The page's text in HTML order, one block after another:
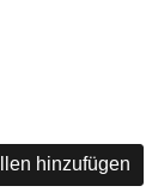
hinzufügen